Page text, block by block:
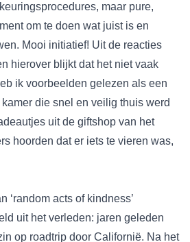
maar pure,
om te doen wat juist is en
Mooi initiatief! Uit de reacties
hierover blijkt dat het niet vaak
ik voorbeelden gelezen als een
die snel en veilig thuis werd
uit de giftshop van het
hoorden dat er iets te vieren was,
‘random acts of kindness’
uit het verleden: jaren geleden
op roadtrip door Californië. Na het